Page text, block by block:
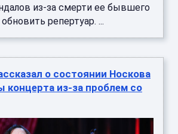
из-за смерти ее бывшего
репертуар. ...
о состоянии Носкова
концерта из-за проблем со